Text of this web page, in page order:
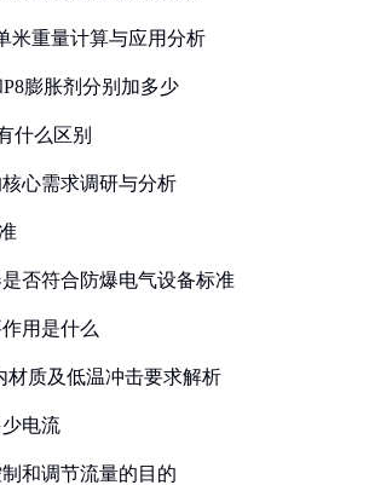
米重量计算与应用分析
膨胀剂分别加多少
什么区别
心需求调研与分析
否符合防爆电气设备标准
用是什么
材质及低温冲击要求解析
电流
和调节流量的目的